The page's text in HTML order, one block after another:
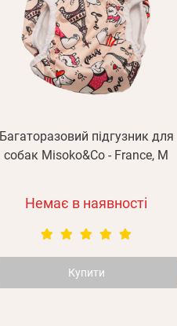
Багаторазовий підгузник для
собак Misoko&Co - France, M
Немає в наявності
Купити